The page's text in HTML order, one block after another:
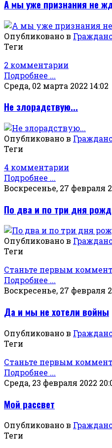
А мы уже признания не
Опубликовано в
Теги
2 комментарии
Подробнее ...
Среда, 02 марта 2022 14:02
Не злорадствую...
Опубликовано в
Теги
4 комментарии
Подробнее ...
Воскресенье, 27 февраля
По два и по три дня
Опубликовано в
Теги
Станьте первым
Подробнее ...
Воскресенье, 27 февраля
Да и мы не хотели войны
Опубликовано в
Теги
Станьте первым
Подробнее ...
Среда, 23 февраля 2022
Мой рассвет
Опубликовано в
Теги